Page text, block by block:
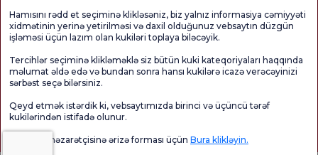
Səhifənin məzmunu yalnız məlumat məqsədi daşıyır. Diaqnoz və müalicə üçün
mütləq həkiminizlə məsləhətləşin.
@2026 Group Florence Nightingale Xəstəxanaları
Redaktor: Uğurcan Durmuş - 0 549 455 55 46. - Yeniləmə tarixi: 08.08.2026
Hamısını rədd et seçiminə klikləsəniz, biz yalnız informasiya cəmiyyəti
xidmətinin yerinə yetirilməsi və daxil olduğunuz vebsaytın düzgün
işləməsi üçün lazım olan kukiləri toplaya biləcəyik.
Tercihlər seçiminə klikləməklə siz bütün kuki kateqoriyaları haqqında
məlumat əldə edə və bundan sonra hansı kukilərə icazə verəcəyinizi
sərbəst seçə bilərsiniz.
Qeyd etmək istərdik ki, vebsaytımızda birinci və üçüncü tərəf
kukilərindən istifadə olunur.
Məlumat nəzarətçisinə ərizə forması üçün Bura klikləyin.